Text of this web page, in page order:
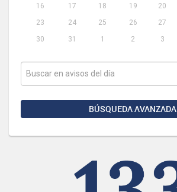
16
17 18 19 20
23
24 25 26 27
30
31 1 2 3
BÚSQUEDA AVANZADA